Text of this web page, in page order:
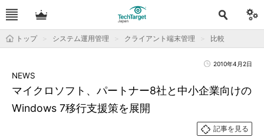
トップ システム運用管理 クライアント端末管理 比較
2010年4月2日
マイクロソフト、パートナー8社と中小企業向けの
Windows 7移行支援策を展開
NEWS
記事を見る